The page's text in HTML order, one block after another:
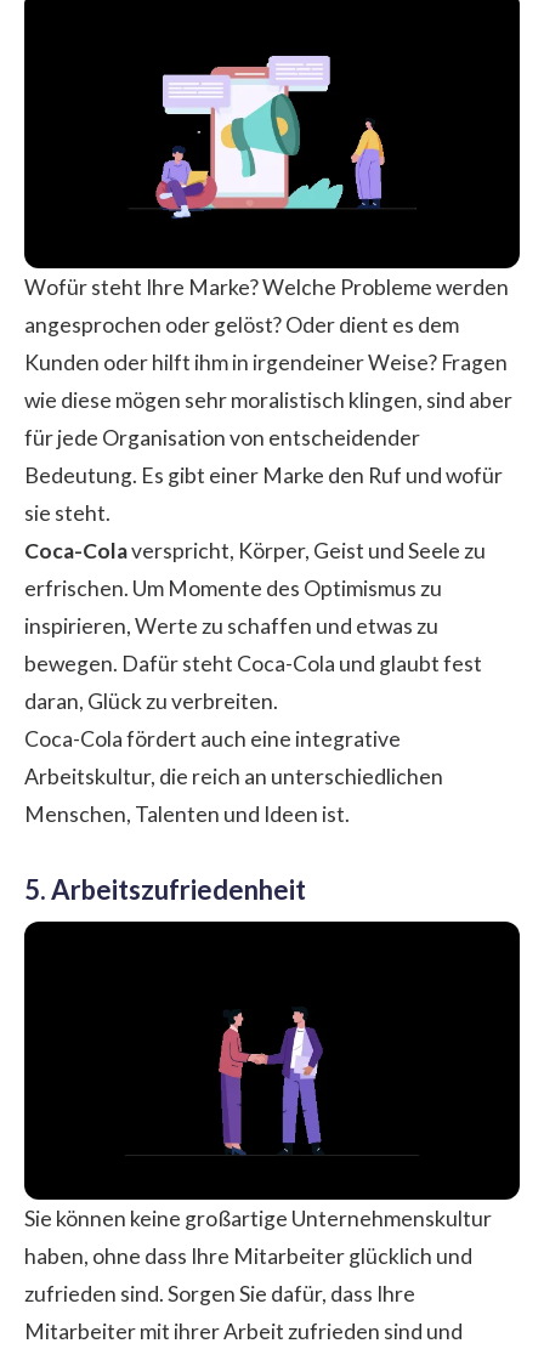
Wofür steht Ihre Marke? Welche Probleme werden
angesprochen oder gelöst? Oder dient es dem
Kunden oder hilft ihm in irgendeiner Weise? Fragen
wie diese mögen sehr moralistisch klingen, sind aber
für jede Organisation von entscheidender
Bedeutung. Es gibt einer Marke den Ruf und wofür
sie steht.
Coca-Colaverspricht, Körper, Geist und Seele zu
erfrischen. Um Momente des Optimismus zu
inspirieren, Werte zu schaffen und etwas zu
bewegen. Dafür steht Coca-Cola und glaubt fest
daran, Glück zu verbreiten.
Coca-Cola fördert auch eine integrative
Arbeitskultur, die reich an unterschiedlichen
Menschen, Talenten und Ideen ist.
5. Arbeitszufriedenheit
Sie können keine großartige Unternehmenskultur
haben, ohne dass Ihre Mitarbeiter glücklich und
zufrieden sind. Sorgen Sie dafür, dass Ihre
Mitarbeiter mit ihrer Arbeit zufrieden sind und